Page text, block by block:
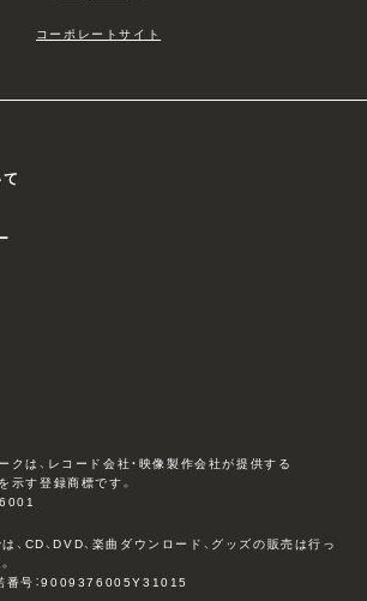
コーポレートサイト
クは、レコード会社・映像製作会社が提供する
示す登録商標です。
、CD、DVD、楽曲ダウンロード、グッズの販売は行っ
番号：9009376005Y31015